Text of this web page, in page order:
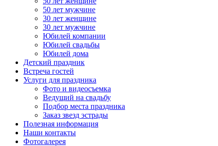
50 лет мужчине
30 лет женщине
30 лет мужчине
Юбилей компании
Юбилей свадьбы
Юбилей дома
Детский праздник
Встреча гостей
Услуги для праздника
Фото и видеосъемка
Ведущий на свадьбу
Подбор места праздника
Заказ звезд эстрады
Полезная информация
Наши контакты
Фотогалерея